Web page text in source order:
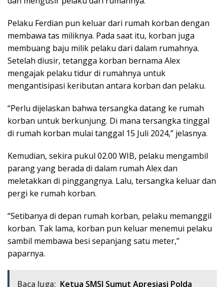
Pelaku Ferdian pun keluar dari rumah korban dengan
membawa tas miliknya. Pada saat itu, korban juga
membuang baju milik pelaku dari dalam rumahnya.
Setelah diusir, tetangga korban bernama Alex
mengajak pelaku tidur di rumahnya untuk
mengantisipasi keributan antara korban dan pelaku.
“Perlu dijelaskan bahwa tersangka datang ke rumah
korban untuk berkunjung. Di mana tersangka tinggal
di rumah korban mulai tanggal 15 Juli 2024,” jelasnya.
Kemudian, sekira pukul 02.00 WIB, pelaku mengambil
parang yang berada di dalam rumah Alex dan
meletakkan di pinggangnya. Lalu, tersangka keluar dan
pergi ke rumah korban.
“Setibanya di depan rumah korban, pelaku memanggil
korban. Tak lama, korban pun keluar menemui pelaku
sambil membawa besi sepanjang satu meter,”
paparnya.
Baca Juga: Ketua SMSI Sumut Apresiasi Polda